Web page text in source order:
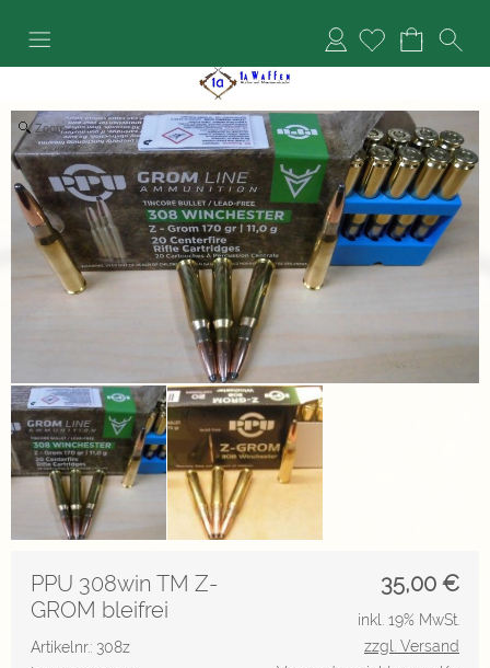
Anmelden
Zoom
35,00 €
PPU 308win TM Z-
GROM bleifrei
Artikelnr.: 308z
inkl. 19% MwSt.
zzgl. Versand